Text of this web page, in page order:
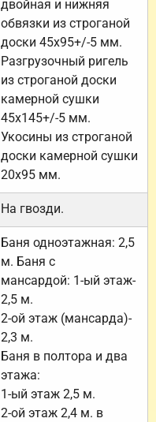
двойная и нижняя
обвязки из строганой
доски 45х95+/-5 мм.
Разгрузочный ригель
из строганой доски
камерной сушки
45х145+/-5 мм.
Укосины из строганой
доски камерной сушки
20х95 мм.
На гвозди.
Баня одноэтажная: 2,5
м. Баня с
мансардой: 1-ый этаж-
2,5 м.
2-ой этаж (мансарда)-
2,3 м.
Баня в полтора и два
этажа:
1-ый этаж 2,5 м.
2-ой этаж 2,4 м. в